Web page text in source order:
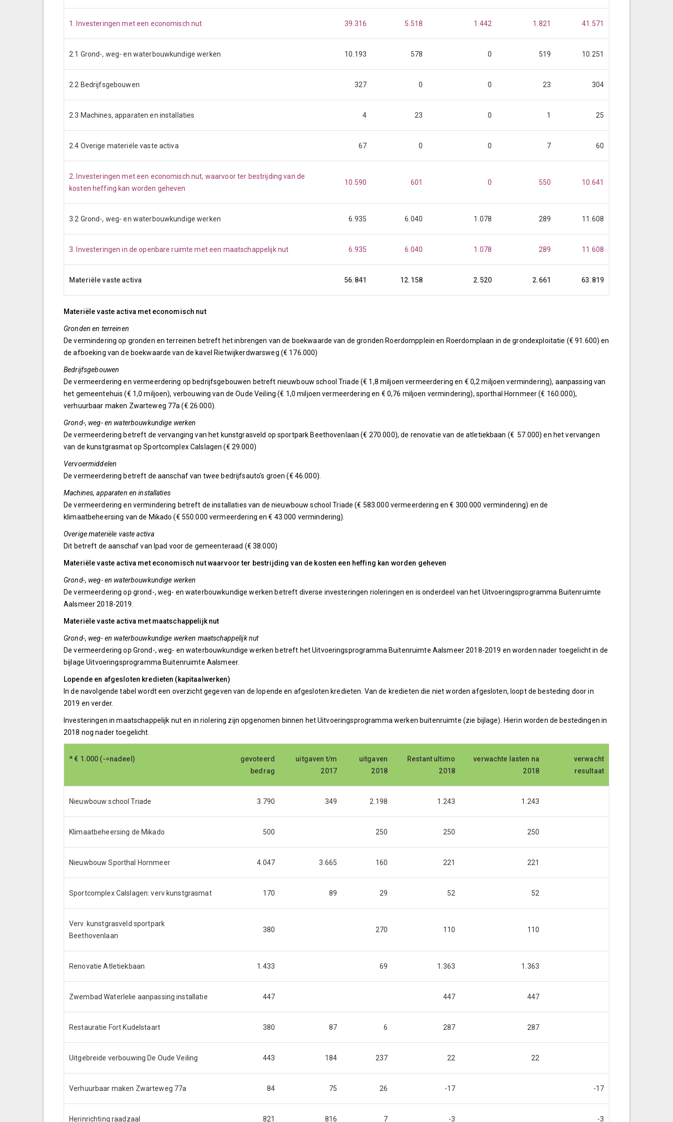
1. Investeringen met een economisch nut 39.316 5.518 1.442 1.821 41.571
2.1 Grond-, weg- en waterbouwkundige werken 10.193 578 0 519 10.251
2.2 Bedrijfsgebouwen 327 0 0 23 304
2.3 Machines, apparaten en installaties 4 23 0 1 25
2.4 Overige materiële vaste activa 67 0 0 7 60
2. Investeringen met een economisch nut, waarvoor ter bestrijding van de
kosten heffing kan worden geheven
10.590 601 0 550 10.641
3.2 Grond-, weg- en waterbouwkundige werken 6.935 6.040 1.078 289 11.608
3. Investeringen in de openbare ruimte met een maatschappelijk nut 6.935 6.040 1.078 289 11.608
Materiële vaste activa 56.841 12.158 2.520 2.661 63.819
Materiële vaste activa met economisch nut
Gronden en terreinen
De vermindering op gronden en terreinen betreft het inbrengen van de boekwaarde van de gronden Roerdompplein en Roerdomplaan in de grondexploitatie (€ 91.600) en
de afboeking van de boekwaarde van de kavel Rietwijkerdwarsweg (€ 176.000)
Bedrijfsgebouwen
De vermeerdering en vermeerdering op bedrijfsgebouwen betreft nieuwbouw school Triade (€ 1,8 miljoen vermeerdering en € 0,2 miljoen vermindering), aanpassing van
het gemeentehuis (€ 1,0 miljoen), verbouwing van de Oude Veiling (€ 1,0 miljoen vermeerdering en € 0,76 miljoen vermindering), sporthal Hornmeer (€ 160.000),
verhuurbaar maken Zwarteweg 77a (€ 26.000).
Grond-, weg- en waterbouwkundige werken
De vermeerdering betreft de vervanging van het kunstgrasveld op sportpark Beethovenlaan (€ 270.000), de renovatie van de atletiekbaan (€ 57.000) en het vervangen
van de kunstgrasmat op Sportcomplex Calslagen (€ 29.000)
Vervoermiddelen
De vermeerdering betreft de aanschaf van twee bedrijfsauto's groen (€ 46.000).
Machines, apparaten en installaties
De vermeerdering en vermindering betreft de installaties van de nieuwbouw school Triade (€ 583.000 vermeerdering en € 300.000 vermindering) en de
klimaatbeheersing van de Mikado (€ 550.000 vermeerdering en € 43.000 vermindering).
Overige materiële vaste activa
Dit betreft de aanschaf van Ipad voor de gemeenteraad (€ 38.000)
Materiële vaste activa met economisch nut waarvoor ter bestrijding van de kosten een heffing kan worden geheven
Grond-, weg- en waterbouwkundige werken
De vermeerdering op grond-, weg- en waterbouwkundige werken betreft diverse investeringen rioleringen en is onderdeel van het Uitvoeringsprogramma Buitenruimte
Aalsmeer 2018-2019.
Materiële vaste activa met maatschappelijk nut
Grond-, weg- en waterbouwkundige werken maatschappelijk nut
De vermeerdering op Grond-, weg- en waterbouwkundige werken betreft het Uitvoeringsprogramma Buitenruimte Aalsmeer 2018-2019 en worden nader toegelicht in de
bijlage Uitvoeringsprogramma Buitenruimte Aalsmeer.
Lopende en afgesloten kredieten (kapitaalwerken)
In de navolgende tabel wordt een overzicht gegeven van de lopende en afgesloten kredieten. Van de kredieten die niet worden afgesloten, loopt de besteding door in
2019 en verder.
Investeringen in maatschappelijk nut en in riolering zijn opgenomen binnen het Uitvoeringsprogramma werken buitenruimte (zie bijlage). Hierin worden de bestedingen in
2018 nog nader toegelicht.
* € 1.000 (-=nadeel)
gevoteerd
bedrag
uitgaven t/m
2017
uitgaven
2018
Restant ultimo
2018
verwachte lasten na
2018
verwacht
resultaat
* € 1.000 (-=nadeel)
gevoteerd
bedrag
uitgaven t/m
2017
uitgaven
2018
Restant ultimo
2018
verwachte lasten na
2018
verwacht
resultaat
Nieuwbouw school Triade 3.790 349 2.198 1.243 1.243
Klimaatbeheersing de Mikado 500 250 250 250
Nieuwbouw Sporthal Hornmeer 4.047 3.665 160 221 221
Sportcomplex Calslagen: verv kunstgrasmat 170 89 29 52 52
Verv. kunstgrasveld sportpark
Beethovenlaan
380 270 110 110
Renovatie Atletiekbaan 1.433 69 1.363 1.363
Zwembad Waterlelie aanpassing installatie 447 447 447
Restauratie Fort Kudelstaart 380 87 6 287 287
Uitgebreide verbouwing De Oude Veiling 443 184 237 22 22
Verhuurbaar maken Zwarteweg 77a 84 75 26 -17 -17
Herinrichting raadzaal 821 816 7 -3 -3